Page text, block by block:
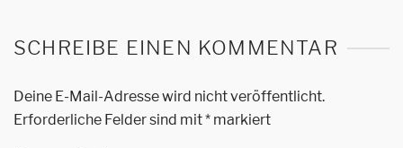
SCHREIBE EINEN KOMMENTAR
Deine E-Mail-Adresse wird nicht veröffentlicht.
Erforderliche Felder sind mit* markiert